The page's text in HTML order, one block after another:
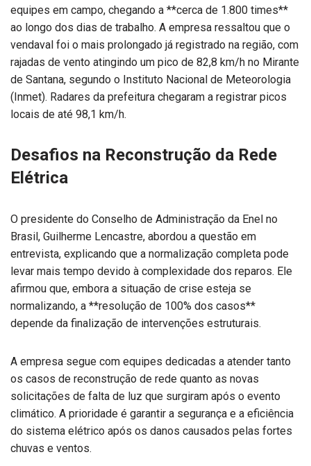
equipes em campo, chegando a **cerca de 1.800 times**
ao longo dos dias de trabalho. A empresa ressaltou que o
vendaval foi o mais prolongado já registrado na região, com
rajadas de vento atingindo um pico de 82,8 km/h no Mirante
de Santana, segundo o Instituto Nacional de Meteorologia
(Inmet). Radares da prefeitura chegaram a registrar picos
locais de até 98,1 km/h.
Desafios na Reconstrução da Rede
Elétrica
O presidente do Conselho de Administração da Enel no
Brasil, Guilherme Lencastre, abordou a questão em
entrevista, explicando que a normalização completa pode
levar mais tempo devido à complexidade dos reparos. Ele
afirmou que, embora a situação de crise esteja se
normalizando, a **resolução de 100% dos casos**
depende da finalização de intervenções estruturais.
A empresa segue com equipes dedicadas a atender tanto
os casos de reconstrução de rede quanto as novas
solicitações de falta de luz que surgiram após o evento
climático. A prioridade é garantir a segurança e a eficiência
do sistema elétrico após os danos causados pelas fortes
chuvas e ventos.